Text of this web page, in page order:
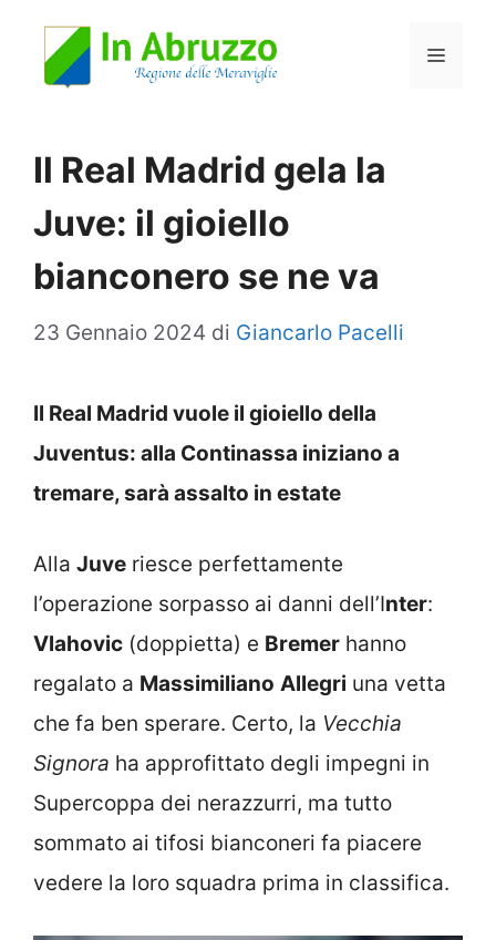
Menu
Il Real Madrid gela la
Juve: il gioiello
bianconero se ne va
23 Gennaio 2024 di Giancarlo Pacelli
Il Real Madrid vuole il gioiello della
Juventus: alla Continassa iniziano a
tremare, sarà assalto in estate
Alla Juve riesce perfettamente
l’operazione sorpasso ai danni dell’Inter:
Vlahovic (doppietta) e Bremer hanno
regalato a Massimiliano Allegri una vetta
che fa ben sperare. Certo, la Vecchia
Signora ha approfittato degli impegni in
Supercoppa dei nerazzurri, ma tutto
sommato ai tifosi bianconeri fa piacere
vedere la loro squadra prima in classifica.